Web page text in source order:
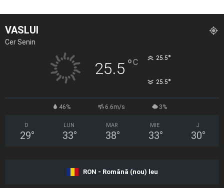
VASLUI
Cer Senin
25.5 °C 25.5°
25.5°
46% 6.6m/s 3%
D
29°
LUN
33°
MAR
38°
MIE
33°
J
30°
RON - Română (nou) leu